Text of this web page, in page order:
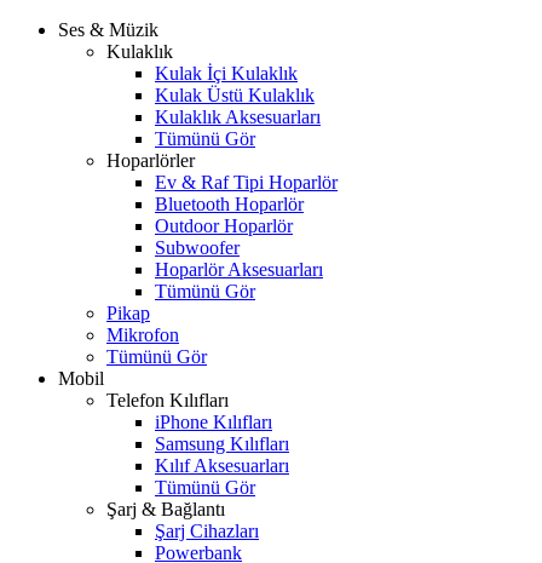
Ses & Müzik
Kulaklık
Kulak İçi Kulaklık
Kulak Üstü Kulaklık
Kulaklık Aksesuarları
Tümünü Gör
Hoparlörler
Ev & Raf Tipi Hoparlör
Bluetooth Hoparlör
Outdoor Hoparlör
Subwoofer
Hoparlör Aksesuarları
Tümünü Gör
Pikap
Mikrofon
Tümünü Gör
Mobil
Telefon Kılıfları
iPhone Kılıfları
Samsung Kılıfları
Kılıf Aksesuarları
Tümünü Gör
Şarj & Bağlantı
Şarj Cihazları
Powerbank